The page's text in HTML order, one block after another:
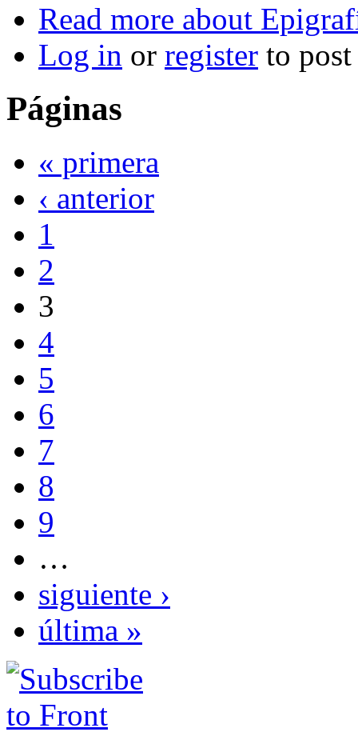
Read more about
Log in or register to
Páginas
« primera
‹ anterior
1
2
3
4
5
6
7
8
9
…
siguiente ›
última »